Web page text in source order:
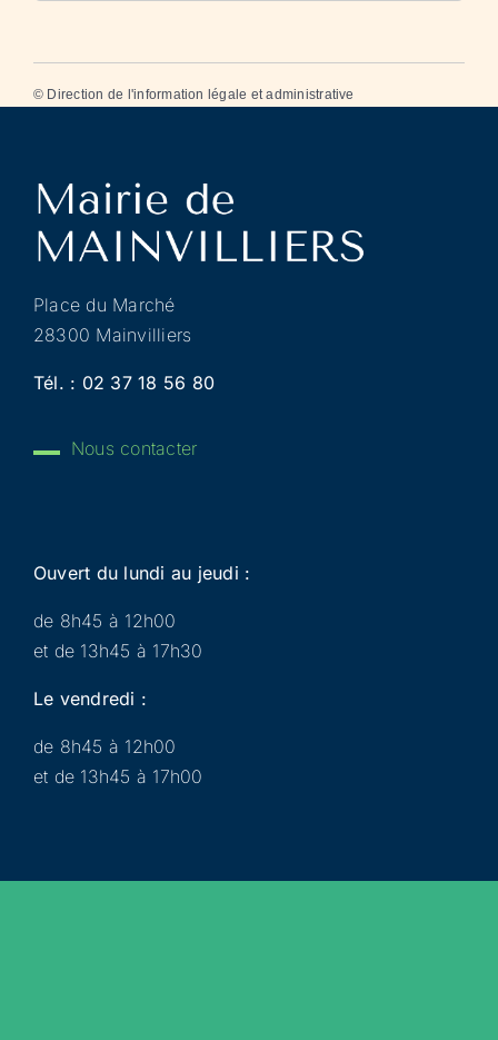
© Direction de l'information légale et administrative
Place du Marché
28300 Mainvilliers
Tél. : 02 37 18 56 80
Nous contacter
Ouvert du lundi au jeudi :
de 8h45 à 12h00
et de 13h45 à 17h30
Le vendredi :
de 8h45 à 12h00
et de 13h45 à 17h00